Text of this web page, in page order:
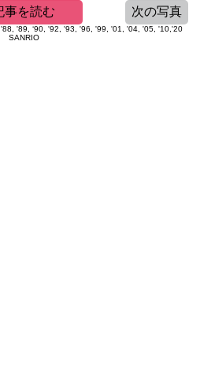
事を読む 次の写真
'89, ‘90, '92, '93, '96, '99, '01, '04, '05, '10,'20
SANRIO